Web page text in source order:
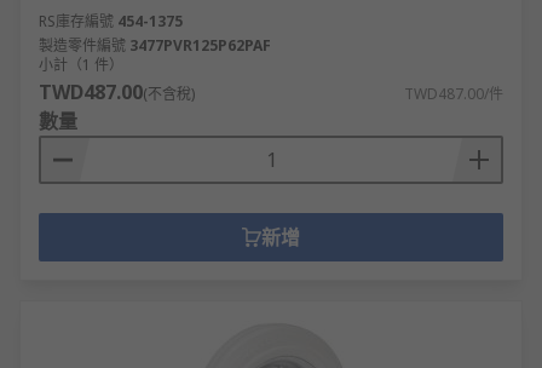
RS庫存編號 454-1375
製造零件編號 3477PVR125P62PAF
小計（1 件）
TWD487.00(不含稅) TWD487.00/件
數量
新增